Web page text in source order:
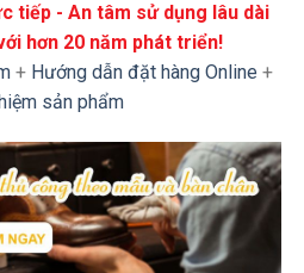
tiếp - An tâm sử dụng lâu dài
hơn 20 năm phát triển!
+ Hướng dẫn đặt hàng Online +
sản phẩm